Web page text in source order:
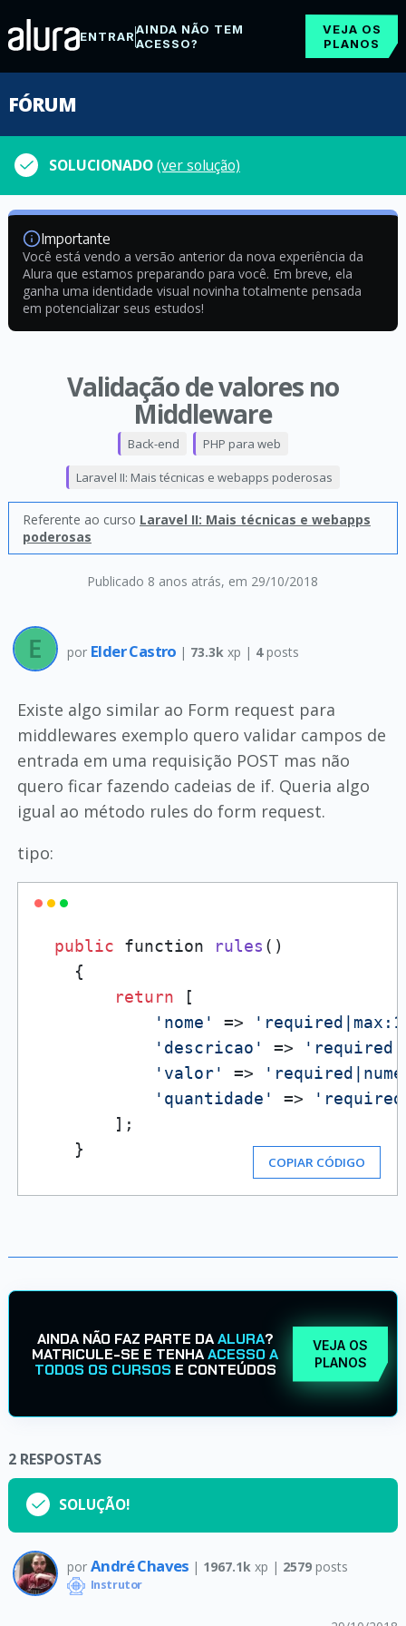
ENTRARAINDA NÃO TEM
ACESSO?
VEJA OS
PLANOS
FÓRUM
SOLUCIONADO(ver solução)
Importante
Você está vendo a versão anterior da nova experiência da
Alura que estamos preparando para você. Em breve, ela
ganha uma identidade visual novinha totalmente pensada
em potencializar seus estudos!
Validação de valores no
Middleware
Publicado 8 anos atrás, em 29/10/2018
Back-end PHP para web
Laravel II: Mais técnicas e webapps poderosas
Referente ao curso Laravel II: Mais técnicas e webapps
poderosas
por Elder Castro | 73.3k xp | 4posts
Existe algo similar ao Form request para
middlewares exemplo quero validar campos de
entrada em uma requisição POST mas não
quero ficar fazendo cadeias de if. Queria algo
igual ao método rules do form request.
tipo:
public function rules ()
    {
return [
'nome'
=>
'descricao'
=>
'valor'
=>
'quantidade'
=>
        ];
    }
COPIAR CÓDIGO
AINDA NÃO FAZ PARTE DAALURA?
MATRICULE-SE E TENHAACESSO A
TODOS OS CURSOS E CONTEÚDOS
VEJA OS
PLANOS
2 RESPOSTAS
SOLUÇÃO!
por André Chaves | 1967.1k xp | 2579 posts
Instrutor